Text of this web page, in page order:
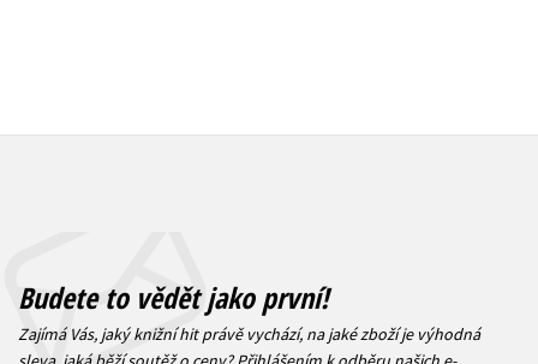
Budete to vědět jako první!
Zajímá Vás, jaký knižní hit právě vychází, na jaké zboží je výhodná